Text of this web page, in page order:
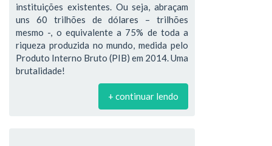
instituições existentes. Ou seja, abraçam
uns 60 trilhões de dólares – trilhões
mesmo -, o equivalente a 75% de toda a
riqueza produzida no mundo, medida pelo
Produto Interno Bruto (PIB) em 2014. Uma
brutalidade!
+ continuar lendo